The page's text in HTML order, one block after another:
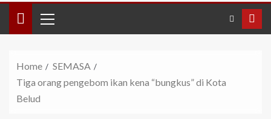
Home
SEMASA
Tiga orang pengebom ikan kena “bungkus” di Kota
Belud